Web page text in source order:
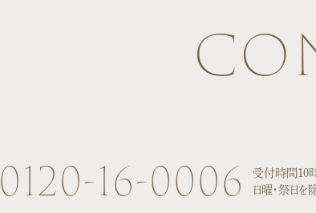
0120-16-0006
受付時間10
日曜・祭日を